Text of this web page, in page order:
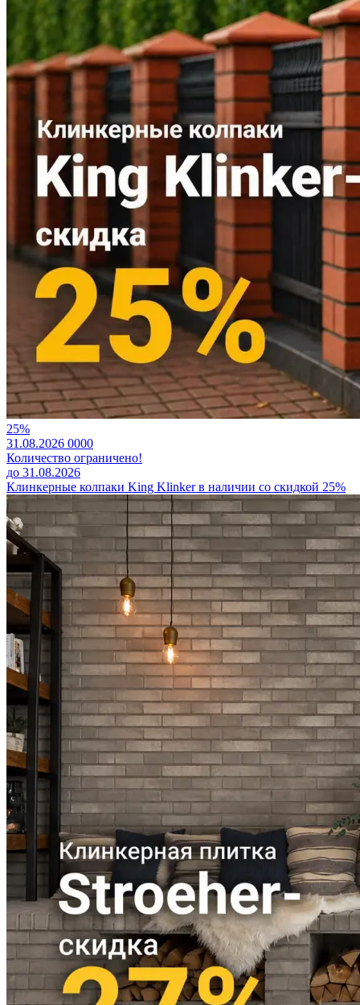
25%
31.08.2026 0000
Количество ограничено!
до 31.08.2026
Клинкерные колпаки King Klinker в наличии со скидкой 25%